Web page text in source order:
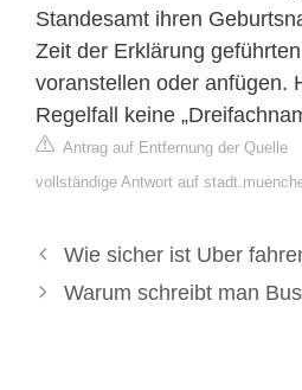
Standesamt ihren
Zeit der Erklärung
voranstellen oder anfügen.
Regelfall keine
Antrag auf Entfernung der Quelle
vollständige Antwort auf
Wie sicher ist Uber
Warum schreibt man